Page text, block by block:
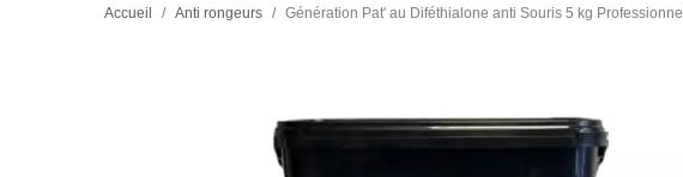
Accueil Anti rongeurs Génération Pat' au Diféthialone anti Souris 5 kg Professionnel